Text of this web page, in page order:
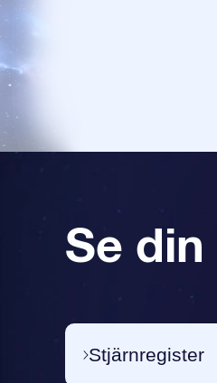
Se
Stjärnregister